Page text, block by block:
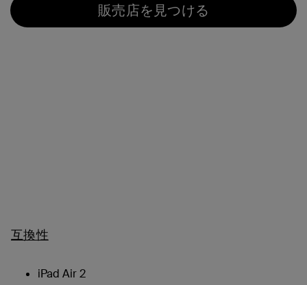
販売店を見つける
互換性
iPad Air 2